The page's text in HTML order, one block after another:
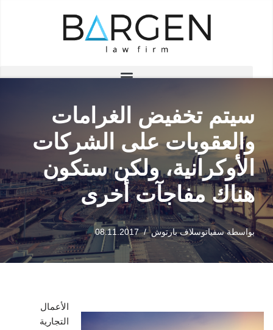
سيتم تخفيض الغرامات
والعقوبات على الشركات
الأوكرانية، ولكن ستكون
هناك مفاجآت أخرى
بواسطةسفياتوسلاف بارتوش 08.11.2017
الأعمال
التجارية